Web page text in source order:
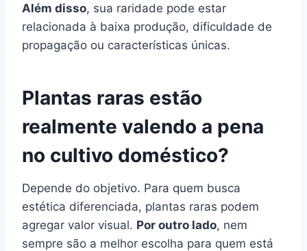
Além disso, sua raridade pode estar
relacionada à baixa produção, dificuldade de
propagação ou características únicas.
Plantas raras estão
realmente valendo a pena
no cultivo doméstico?
Depende do objetivo. Para quem busca
estética diferenciada, plantas raras podem
agregar valor visual. Por outro lado, nem
sempre são a melhor escolha para quem está